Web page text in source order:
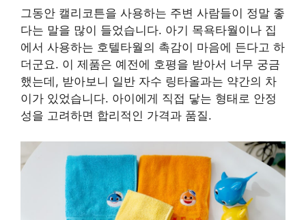
그동안 캘리코튼을 사용하는 주변 사람들이 정말 좋
다는 말을 많이 들었습니다. 아기 목욕타월이나 집
에서 사용하는 호텔타월의 촉감이 마음에 든다고 하
더군요. 이 제품은 예전에 호평을 받아서 너무 궁금
했는데, 받아보니 일반 자수 링타올과는 약간의 차
이가 있었습니다. 아이에게 직접 닿는 형태로 안정
성을 고려하면 합리적인 가격과 품질.